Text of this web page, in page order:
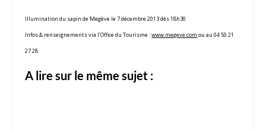
Illumination du sapin de Megève le 7 décembre 2013 dès 18h30
Infos & renseignements via l’Office du Tourisme :www.megeve.com ou au 04 50 21
27 28
A lire sur le même sujet :